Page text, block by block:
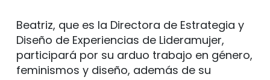
Beatriz, que es la Directora de Estrategia y
Diseño de Experiencias de Lideramujer,
participará por su arduo trabajo en género,
feminismos y diseño, además de su